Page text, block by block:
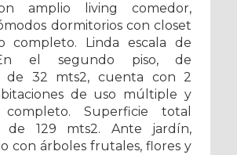
amplio living comedor,
dormitorios con closet
completo. Linda escala de
el segundo piso, de
de 32 mts2, cuenta con 2
de uso múltiple y
Superficie total
de 129 mts2. Ante jardín,
con árboles frutales, flores y